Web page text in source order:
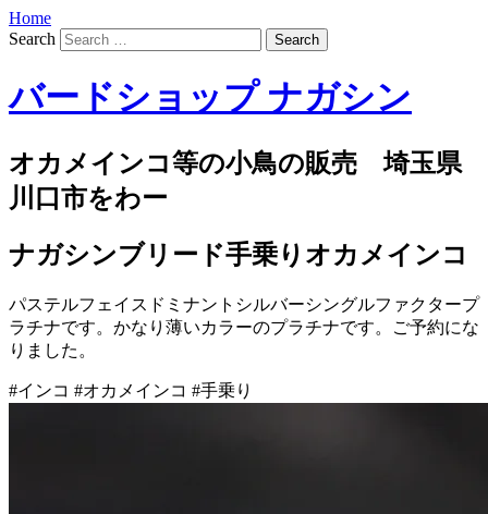
Home
Search
バードショップ ナガシン
オカメインコ等の小鳥の販売 埼玉県
川口市をわー
ナガシンブリード手乗りオカメインコ
パステルフェイスドミナントシルバーシングルファクタープ
ラチナです。かなり薄いカラーのプラチナです。ご予約にな
りました。
#インコ #オカメインコ #手乗り